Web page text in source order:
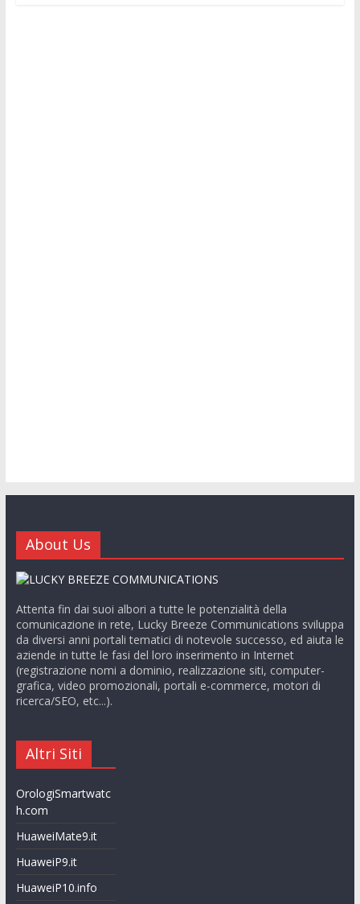
About Us
Attenta fin dai suoi albori a tutte le potenzialità della
comunicazione in rete, Lucky Breeze Communications sviluppa
da diversi anni portali tematici di notevole successo, ed aiuta le
aziende in tutte le fasi del loro inserimento in Internet
(registrazione nomi a dominio, realizzazione siti, computer-
grafica, video promozionali, portali e-commerce, motori di
ricerca/SEO, etc...).
Altri Siti
OrologiSmartwatc
h.com
HuaweiMate9.it
HuaweiP9.it
HuaweiP10.info